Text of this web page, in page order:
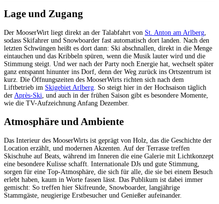
Lage und Zugang
Der MooserWirt liegt direkt an der Talabfahrt von St. Anton am Arlberg
sodass Skifahrer und Snowboarder fast automatisch dort landen. Nach den
letzten Schwüngen heißt es dort dann: Ski abschnallen, direkt in die Menge
eintauchen und das Kribbeln spüren, wenn die Musik lauter wird und die
Stimmung steigt. Und wer nach der Party noch Energie hat, wechselt später
ganz entspannt hinunter ins Dorf, denn der Weg zurück ins Ortszentrum ist
kurz. Die Öffnungszeiten des MooserWirts richten sich nach dem
Liftbetrieb im Skigebiet Arlberg . So steigt hier in der Hochsaison täglich
der Après-Ski , und auch in der frühen Saison gibt es besondere Momente,
wie die TV-Aufzeichnung Anfang Dezember.
Atmosphäre und Ambiente
Das Interieur des MooserWirts ist geprägt von Holz, das die Geschichte der
Location erzählt, und modernen Akzenten. Auf der Terrasse treffen
Skischuhe auf Beats, während im Inneren die eine Galerie mit Lichtkonzept
eine besondere Kulisse schafft. Internationale DJs und gute Stimmung,
sorgen für eine Top-Atmosphäre, die sich für alle, die sie bei einem Besuch
erlebt haben, kaum in Worte fassen lässt. Das Publikum ist dabei immer
gemischt: So treffen hier Skifreunde, Snowboarder, langjährige
Stammgäste, neugierige Erstbesucher und Genießer aufeinander.